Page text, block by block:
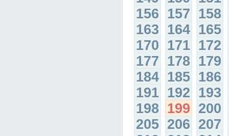
156 157 158
163 164 165
170 171 172
177 178 179
184 185 186
191 192 193
198 199 200
205 206 207